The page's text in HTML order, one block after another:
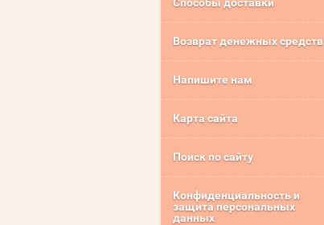
Возврат денежных средств
Напишите нам
Карта сайта
Поиск по сайту
Конфиденциальность и
защита персональных
данных